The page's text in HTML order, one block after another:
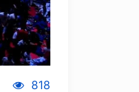
818